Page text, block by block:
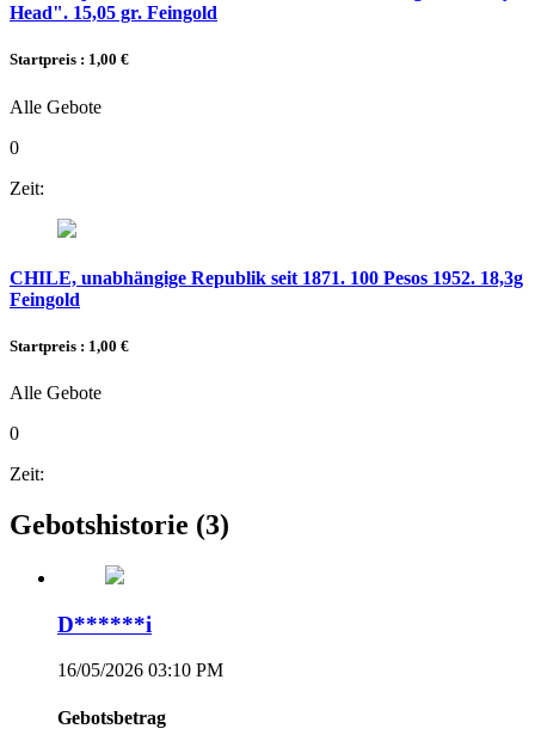
Head". 15,05 gr. Feingold
Startpreis : 1,00 €
Alle Gebote
0
Zeit:
CHILE, unabhängige Republik seit 1871. 100 Pesos 1952. 18,3g
Feingold
Startpreis : 1,00 €
Alle Gebote
0
Zeit:
Gebotshistorie (3)
D******i
16/05/2026 03:10 PM
Gebotsbetrag